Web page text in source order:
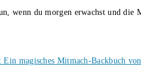
wenn du morgen erwachst und
Ein magisches Mitmach-Backbuch